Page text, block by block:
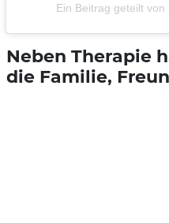
Ein Beitrag geteilt
Neben Therapie
die Familie,